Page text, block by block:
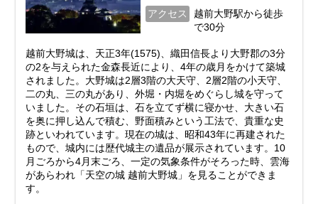
アクセス
越前大野駅から徒歩
で30分
越前大野城は、天正3年(1575)、織田信長より大野郡の3分
の2を与えられた金森長近により、4年の歳月をかけて築城
されました。大野城は2層3階の大天守、2層2階の小天守、
二の丸、三の丸があり、外堀・内堀をめぐらし城を守って
いました。その石垣は、石を立てず横に寝かせ、大きい石
を奥に押し込んで積む、野面積みという工法で、貴重な史
跡といわれています。現在の城は、昭和43年に再建された
もので、城内には歴代城主の遺品が展示されています。10
月ごろから4月末ごろ、一定の気象条件がそろった時、雲海
があらわれ「天空の城 越前大野城」を見ることができま
す。